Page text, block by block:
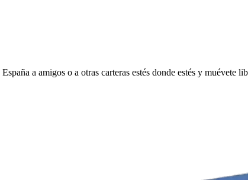
a amigos o a otras carteras estés donde estés y muévete